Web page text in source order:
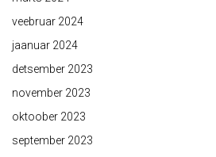
veebruar 2024
jaanuar 2024
detsember 2023
november 2023
oktoober 2023
september 2023